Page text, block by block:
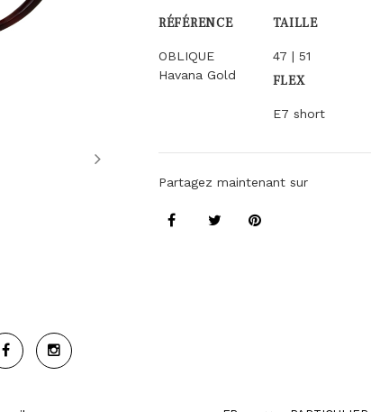
Next
RÉFÉRENCE
OBLIQUE
Havana Gold
TAILLE
47 | 51
FLEX
E7 short
Partagez maintenant sur